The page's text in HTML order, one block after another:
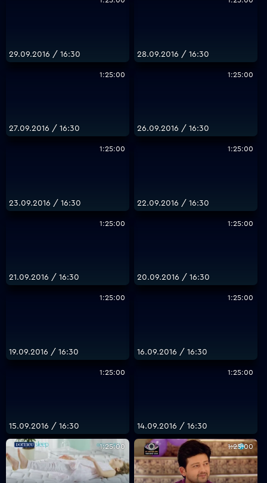
29.09.2016 / 16:30 28.09.2016 / 16:30
1:25:00
27.09.2016 / 16:30
1:25:00
26.09.2016 / 16:30
1:25:00
23.09.2016 / 16:30
1:25:00
22.09.2016 / 16:30
1:25:00
21.09.2016 / 16:30
1:25:00
20.09.2016 / 16:30
1:25:00
19.09.2016 / 16:30
1:25:00
16.09.2016 / 16:30
1:25:00
15.09.2016 / 16:30
1:25:00
14.09.2016 / 16:30
1:25:00 1:25:00